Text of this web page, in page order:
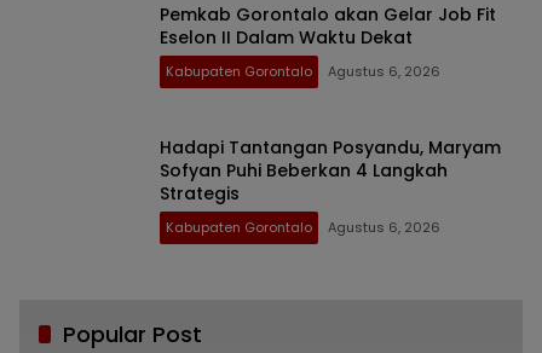
Pemkab Gorontalo akan Gelar Job Fit
Eselon II Dalam Waktu Dekat
Kabupaten Gorontalo Agustus 6, 2026
Hadapi Tantangan Posyandu, Maryam
Sofyan Puhi Beberkan 4 Langkah
Strategis
Kabupaten Gorontalo Agustus 6, 2026
Popular Post
Bikin Haru, Bupati Sofyan Puhi Ungkap